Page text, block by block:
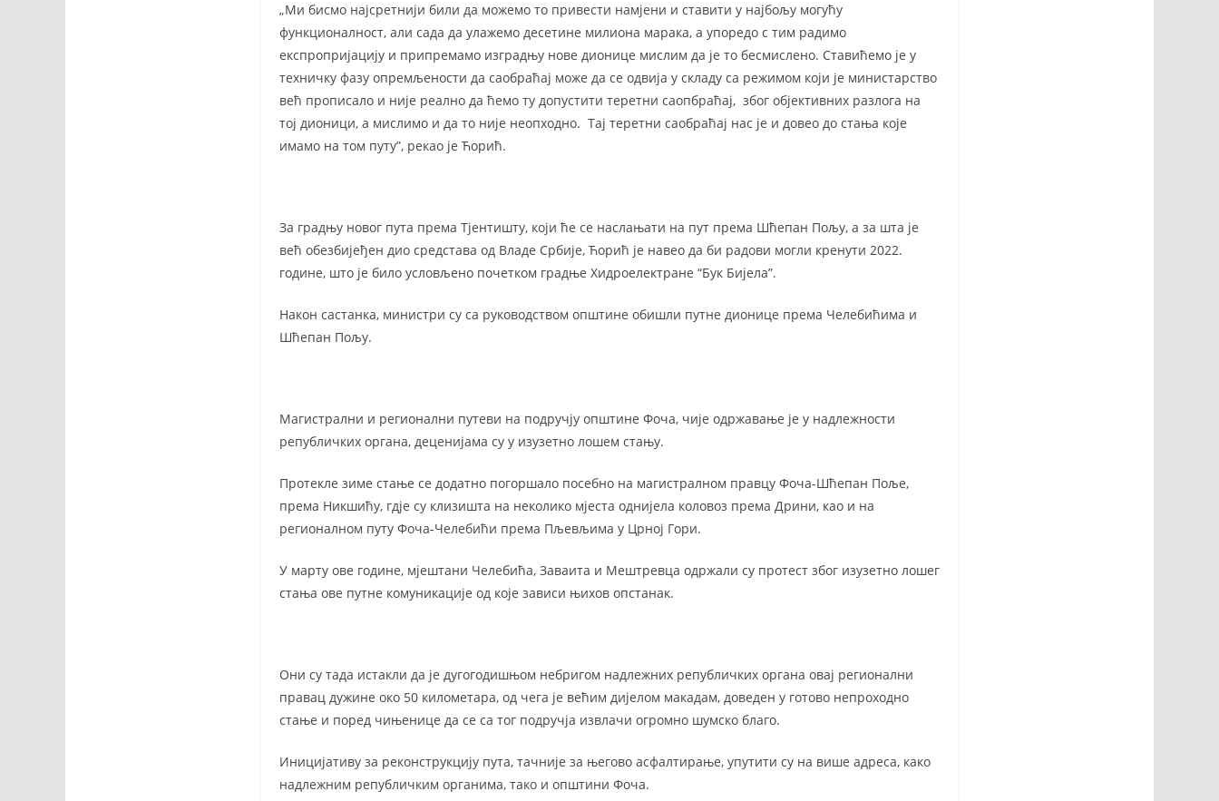
„Ми бисмо најсретнији били да можемо то привести намјени и ставити у најбољу могућу
функционалност, али сада да улажемо десетине милиона марака, а упоредо с тим радимо
експропријацију и припремамо изградњу нове дионице мислим да је то бесмислено. Ставићемо је у
техничку фазу опремљености да саобраћај може да се одвија у складу са режимом који је министарство
већ прописало и није реално да ћемо ту допустити теретни саопбраћај, због објективних разлога на
тој дионици, а мислимо и да то није неопходно. Тај теретни саобраћај нас је и довео до стања које
имамо на том путу”, рекао је Ћорић.
За градњу новог пута према Тјентишту, који ће се наслањати на пут према Шћепан Пољу, а за шта је
већ обезбијеђен дио средстава од Владе Србије, Ћорић је навео да би радови могли кренути 2022.
године, што је било условљено почетком градње Хидроелектране “Бук Бијела”.
Након састанка, министри су са руководством општине обишли путне дионице према Челебићима и
Шћепан Пољу.
Магистрални и регионални путеви на подручју општине Фоча, чије одржавање је у надлежности
републичких органа, деценијама су у изузетно лошем стању.
Протекле зиме стање се додатно погоршало посебно на магистралном правцу Фоча-Шћепан Поље,
према Никшићу, гдје су клизишта на неколико мјеста однијела коловоз према Дрини, као и на
регионалном путу Фоча-Челебићи према Пљевљима у Црној Гори.
У марту ове године, мјештани Челебића, Заваита и Мештревца одржали су протест због изузетно лошег
стања ове путне комуникације од које зависи њихов опстанак.
Они су тада истакли да је дугогодишњом небригом надлежних републичких органа овај регионални
правац дужине око 50 километара, од чега је већим дијелом макадам, доведен у готово непроходно
стање и поред чињенице да се са тог подручја извлачи огромно шумско благо.
Иницијативу за реконструкцију пута, тачније за његово асфалтирање, упутити су на више адреса, како
надлежним републичким органима, тако и општини Фоча.